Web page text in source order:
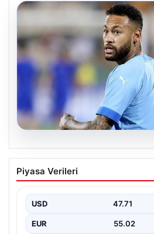
Neymar’ın maç sonrası
yaşadığı anlar!
Piyasa Verileri
USD 47.71
EUR 55.02